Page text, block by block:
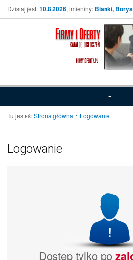
Dzisiaj jest:10.8.2026, imieniny: Bianki,
Tu jesteś:Strona główna Logowanie
Logowanie
Dostęp tylko po